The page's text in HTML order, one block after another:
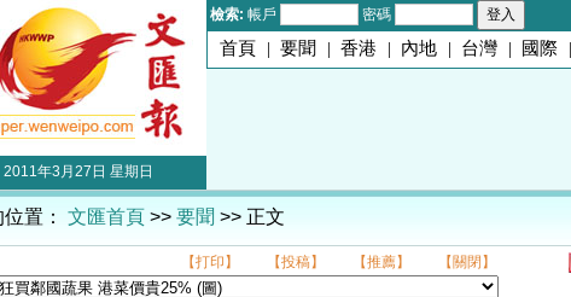
檢索: 帳戶 密碼
首頁 | 要聞 | 香港 | 內地 | 台灣 | 國際 |
2011年3月27日 星期日
置： 文匯首頁 >> 要聞 >> 正文
【打印】 【投稿】 【推薦】 【關閉】